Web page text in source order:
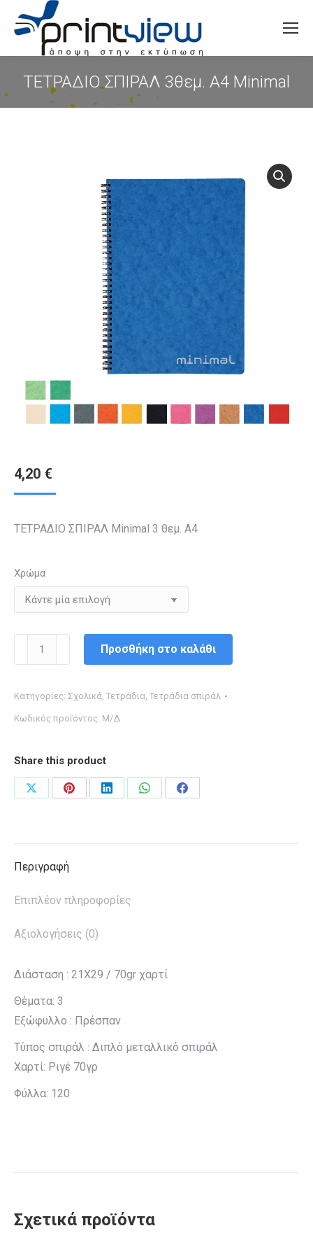
Search:
ΤΕΤΡΑΔΙΟ ΣΠΙΡΑΛ 3θεμ. Α4 Minimal
You are here:
4,20 €
ΤΕΤΡΑΔΙΟ ΣΠΙΡΑΛ Minimal 3 θεμ. Α4
Χρώμα
ΤΕΤΡΑΔΙΟ
ΣΠΙΡΑΛ
Α4
Minimal
Προσθήκη στο καλάθι
Κατηγορίες: Σχολικά, Τετράδια, Τετράδια σπιράλ
Κωδικός προϊόντος: Μ/Δ
Share this product
Share
Share
Share
Share
Share
Περιγραφή
Επιπλέον πληροφορίες
Αξιολογήσεις (0)
Διάσταση : 21X29 / 70gr χαρτί
Θέματα: 3
Εξώφυλλο : Πρέσπαν
Τύπος σπιράλ : Διπλό μεταλλικό σπιράλ
Χαρτί: Ριγέ 70γρ
Φύλλα: 120
Σχετικά προϊόντα